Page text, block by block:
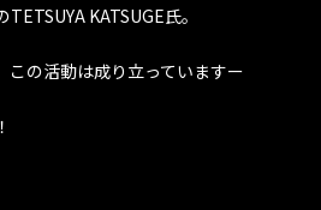
TETSUYA KATSUGE氏。
この活動は成り立っていますー